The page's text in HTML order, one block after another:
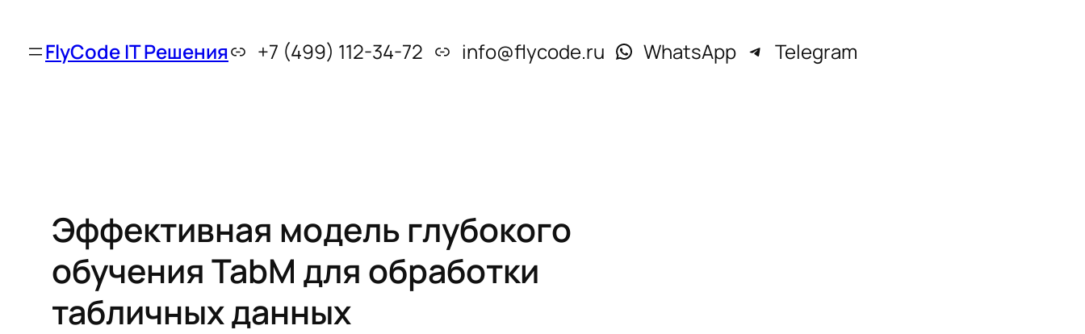
FlyCode IT Решения +7 (499) 112-34-72 info@flycode.ru WhatsApp Telegram
Эффективная модель глубокого
обучения TabM для обработки
табличных данных